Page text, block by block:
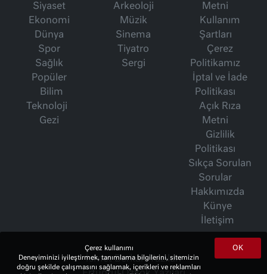
Siyaset
Ekonomi
Dünya
Spor
Sağlık
Popüler
Bilim
Teknoloji
Gezi
Arkeoloji
Müzik
Sinema
Tiyatro
Sergi
Metni
Kullanım
Şartları
Çerez
Politikamız
İptal ve İade
Politikası
Açık Rıza
Metni
Gizlilik
Politikası
Sıkça Sorulan
Sorular
Hakkımızda
Künye
İletişim
İsmet Berkan Yazıları
OK
Çerez kullanımı
Deneyiminizi iyileştirmek, tanımlama bilgilerini, sitemizin
doğru şekilde çalışmasını sağlamak, içerikleri ve reklamları